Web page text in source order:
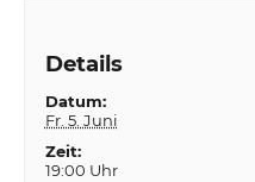
Details
Datum:
Fr. 5. Juni
Zeit:
19:00 Uhr